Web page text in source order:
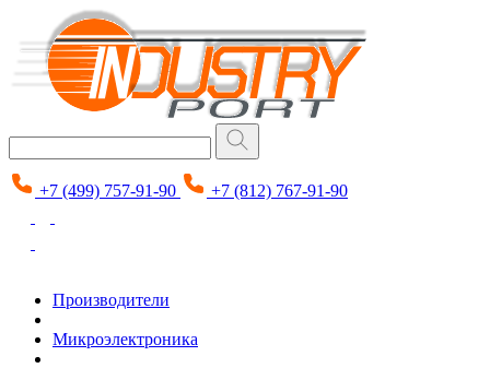
+7 (499) 757-91-90 +7 (812) 767-91-90
Производители
Микроэлектроника